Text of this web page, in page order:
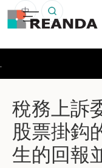
中
稅務上訴
股票掛鈎
生的回報